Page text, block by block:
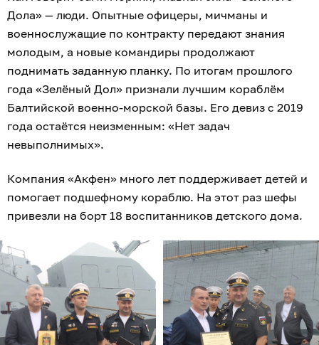
Дола» — люди. Опытные офицеры, мичманы и
военнослужащие по контракту передают знания
молодым, а новые командиры продолжают
поднимать заданную планку. По итогам прошлого
года «Зелёный Дол» признали лучшим кораблём
Балтийской военно-морской базы. Его девиз с 2019
года остаётся неизменным: «Нет задач
невыполнимых».
Компания «Акфен» много лет поддерживает детей и
помогает подшефному кораблю. На этот раз шефы
привезли на борт 18 воспитанников детского дома.